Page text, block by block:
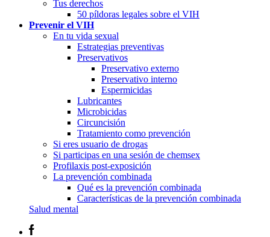
Tus derechos
50 píldoras legales sobre el VIH
Prevenir el VIH
En tu vida sexual
Estrategias preventivas
Preservativos
Preservativo externo
Preservativo interno
Espermicidas
Lubricantes
Microbicidas
Circuncisión
Tratamiento como prevención
Si eres usuario de drogas
Si participas en una sesión de chemsex
Profilaxis post-exposición
La prevención combinada
Qué es la prevención combinada
Características de la prevención combinada
Salud mental